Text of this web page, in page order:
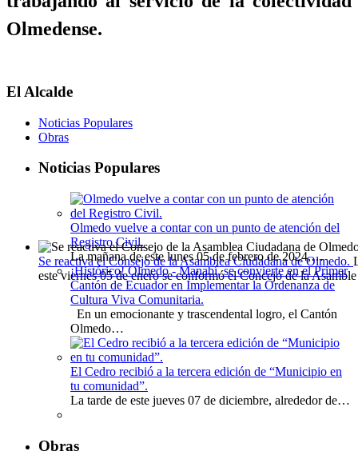
Se reactiva el Consejo de la Asamblea Ciudadana de Olmedo.
este viernes 05 de enero se conformó el Concejo de la Asamble
Olmedense.
El Alcalde
Noticias Populares
Obras
Noticias Populares
Olmedo vuelve a contar con un punto de atención del
Registro Civil.
La mañana de este lunes 05 de febrero de 2024,…
¡Histórico! Olmedo - Manabí, se convierte en el Primer
Cantón de Ecuador en Implementar la Ordenanza de
Cultura Viva Comunitaria.
En un emocionante y trascendental logro, el Cantón
Olmedo…
El Cedro recibió a la tercera edición de “Municipio en
tu comunidad”.
La tarde de este jueves 07 de diciembre, alrededor de…
Obras